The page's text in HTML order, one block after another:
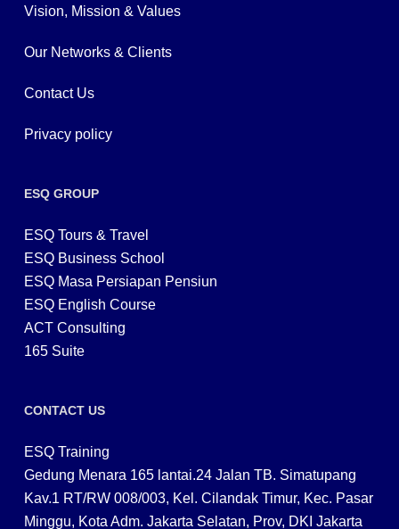
Vision, Mission & Values
Our Networks & Clients
Contact Us
Privacy policy
ESQ GROUP
ESQ Tours & Travel
ESQ Business School
ESQ Masa Persiapan Pensiun
ESQ English Course
ACT Consulting
165 Suite
CONTACT US
ESQ Training
Gedung Menara 165 lantai.24 Jalan TB. Simatupang
Kav.1 RT/RW 008/003, Kel. Cilandak Timur, Kec. Pasar
Minggu, Kota Adm. Jakarta Selatan, Prov, DKI Jakarta